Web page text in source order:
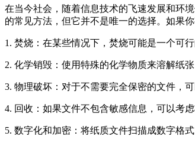
在当今社会，随着信息技术的飞速发展和环
的常见方法，但它并不是唯一的选择。如果
1. 焚烧：在某些情况下，焚烧可能是一个可
2. 化学销毁：使用特殊的化学物质来溶解纸
3. 物理破坏：对于不需要完全保密的文件，
4. 回收：如果文件不包含敏感信息，可以考
5. 数字化和加密：将纸质文件扫描成数字格